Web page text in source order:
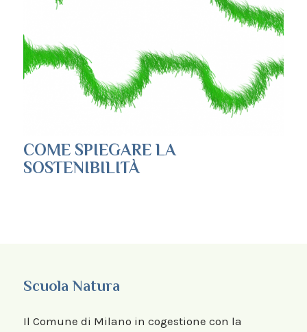
COME SPIEGARE LA
SOSTENIBILITÀ
Scuola Natura
Il Comune di Milano in cogestione con la